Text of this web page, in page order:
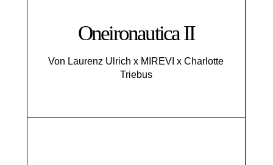
Oneironautica II
Von Laurenz Ulrich x MIREVI x Charlotte
Triebus